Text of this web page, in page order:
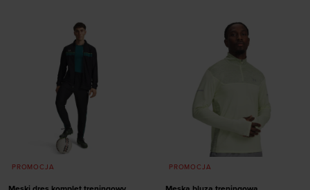
PROMOCJA PROMOCJA